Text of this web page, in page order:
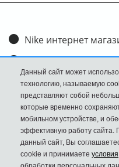
Nike интернет
Доставка и оплата
Обмен и возврат
Размеры
FAQ
Новости
Данный сайт может
технологию, называемую
представляют собой
которые временно
мобильном устройстве, и
эффективную работу сайта.
данный сайт, Вы
cookie и принимаете условия